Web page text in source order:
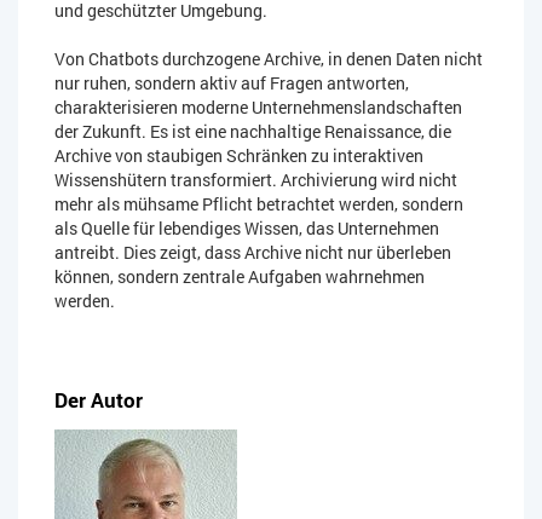
und geschützter Umgebung.
Von Chatbots durchzogene Archive, in denen Daten nicht
nur ruhen, sondern aktiv auf Fragen antworten,
charakterisieren moderne Unternehmenslandschaften
der Zukunft. Es ist eine nachhaltige Renaissance, die
Archive von staubigen Schränken zu interaktiven
Wissenshütern transformiert. Archivierung wird nicht
mehr als mühsame Pflicht betrachtet werden, sondern
als Quelle für lebendiges Wissen, das Unternehmen
antreibt. Dies zeigt, dass Archive nicht nur überleben
können, sondern zentrale Aufgaben wahrnehmen
werden.
Der Autor